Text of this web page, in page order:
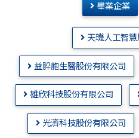
畢業企業
天璣人工智慧
益肸胞生醫股份有限公司
雄欣科技股份有限公司
光濟科技股份有限公司